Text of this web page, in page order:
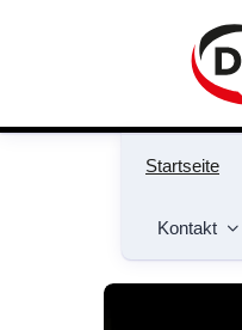
Startseite
Kontakt